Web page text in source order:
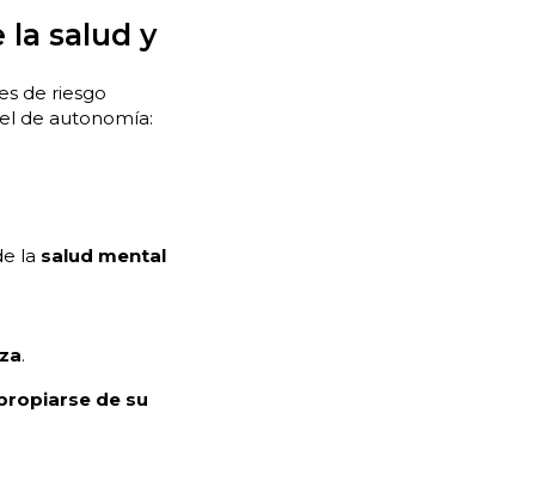
la salud y
de riesgo
de autonomía:
la salud mental
.
de su